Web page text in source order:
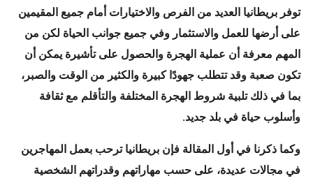
توفر بريطانيا العديد من الفرص والاختيارات أمام جميع المقيمين
على أرضها للعمل والاستثمار وفي جميع جوانب الحياة لكن من
المهم معرفة أن عملية الهجرة والحصول على تأشيرة يمكن أن
تكون صعبة وقد تتطلب جهودًا كبيرة والكثير من الوقت والصبر،
بما في ذلك تلبية شروط الهجرة المختلفة والتأقلم مع ثقافة
وأسلوب حياة في بلد جديد.
وكما ذكرنا في أول المقالة فإن بريطانيا ترحب بعمل المهاجرين
في مجالات عديدة، على حسب مهاراتهم وقدراتهم الشخصية